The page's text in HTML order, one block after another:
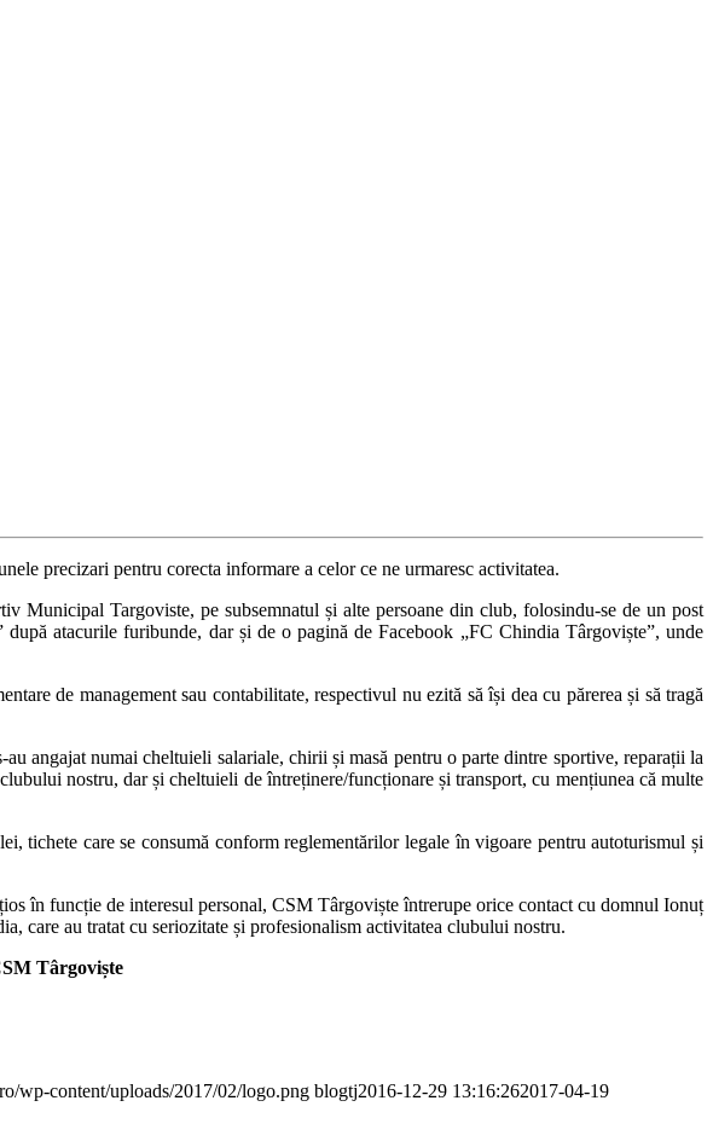
precizari pentru corecta informare a celor ce ne urmaresc activitatea.
Municipal Targoviste, pe subsemnatul și alte persoane din club, folosindu-se de un post
atacurile furibunde, dar și de o pagină de Facebook „FC Chindia Târgoviște”, unde
de management sau contabilitate, respectivul nu ezită să își dea cu părerea și să tragă
angajat numai cheltuieli salariale, chirii și masă pentru o parte dintre sportive, reparații la
nostru, dar și cheltuieli de întreținere/funcționare și transport, cu mențiunea că multe
tichete care se consumă conform reglementărilor legale în vigoare pentru autoturismul și
în funcție de interesul personal, CSM Târgoviște întrerupe orice contact cu domnul Ionuț
care au tratat cu seriozitate și profesionalism activitatea clubului nostru.
Târgoviște
wp-content/uploads/2017/02/logo.png blogtj2016-12-29 13:16:262017-04-19